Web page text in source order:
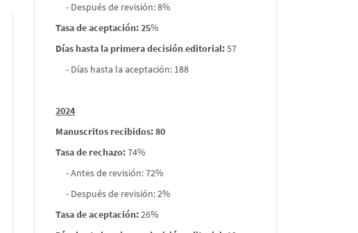
- Después de revisión: 8%
Tasa de aceptación: 25%
Días hasta la primera decisión editorial:57
- Días hasta la aceptación: 188
2024
Manuscritos recibidos: 80
Tasa de rechazo:74%
- Antes de revisión: 72%
- Después de revisión: 2%
Tasa de aceptación:26%